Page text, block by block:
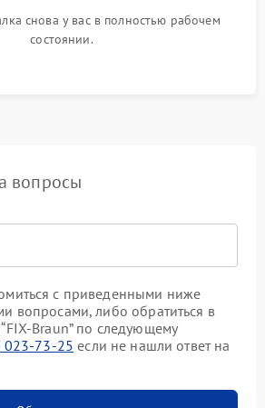
снова у вас в полностью рабочем
состоянии.
вопросы
с приведенными ниже
вопросами, либо обратиться в
Braun” по следующему
023-73-25 если не нашли ответ на